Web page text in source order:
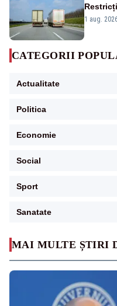
MAI MULTE ȘTIRI
județe
1 aug.
CATEGORII
Actualitate
Politica
Economie
Social
Sport
Sanatate